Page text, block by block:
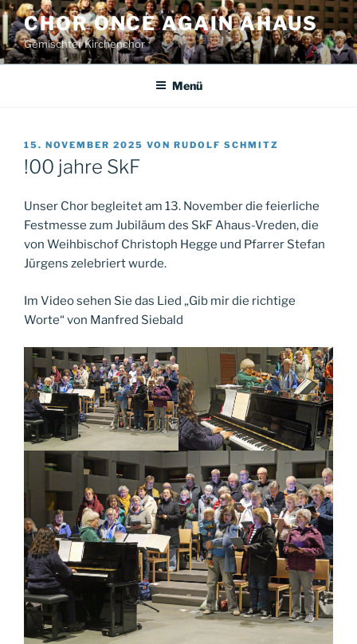
Zum
Inhalt
springen
CHOR ONCE AGAIN AHAUS
Gemischter Kirchenchor
Menü
VERÖFFENTLICHT
AM
15. NOVEMBER 2025 VON RUDOLF SCHMITZ
!00 jahre SkF
Unser Chor begleitet am 13. November die feierliche
Festmesse zum Jubiläum des SkF Ahaus-Vreden, die
von Weihbischof Christoph Hegge und Pfarrer Stefan
Jürgens zelebriert wurde.
Im Video sehen Sie das Lied „Gib mir die richtige
Worte“ von Manfred Siebald